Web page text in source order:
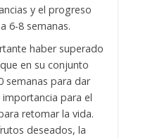
y el progreso
6-8 semanas.
haber superado
en su conjunto
semanas para dar
para el
retomar la vida.
deseados, la